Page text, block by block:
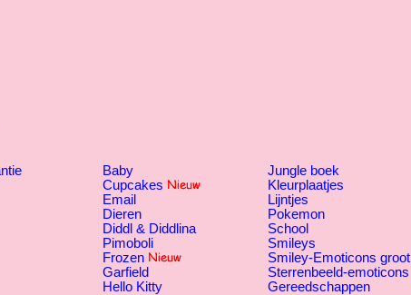
Baby
Cupcakes
Email
Dieren
Diddl & Diddlina
Pimoboli
Frozen
Garfield
Hello Kitty
Jungle boek
Kleurplaatjes
Lijntjes
Pokemon
School
Smileys
Smiley-Emoticons groot
Sterrenbeeld-emoticons
Gereedschappen